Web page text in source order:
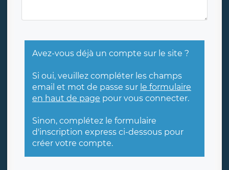
Avez-vous déjà un compte sur le site ?
Si oui, veuillez compléter les champs
email et mot de passe sur le formulaire
en haut de page pour vous connecter.
Sinon, complétez le formulaire
d'inscription express ci-dessous pour
créer votre compte.